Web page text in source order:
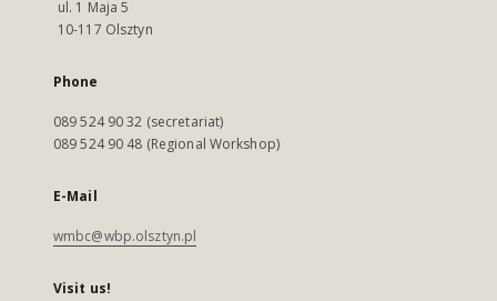
ul. 1 Maja 5
10-117 Olsztyn
Phone
089 524 90 32 (secretariat)
089 524 90 48 (Regional Workshop)
E-Mail
wmbc@wbp.olsztyn.pl
Visit us!